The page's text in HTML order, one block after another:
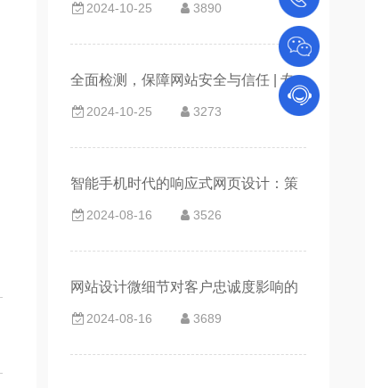
重要性
2024-10-25 3890
全面检测，保障网站安全与信任 | 专
业网站维护服务的重要性
2024-10-25 3273
智能手机时代的响应式网页设计：策
略与发展
2024-08-16 3526
网站设计微细节对客户忠诚度影响的
微观层析
2024-08-16 3689